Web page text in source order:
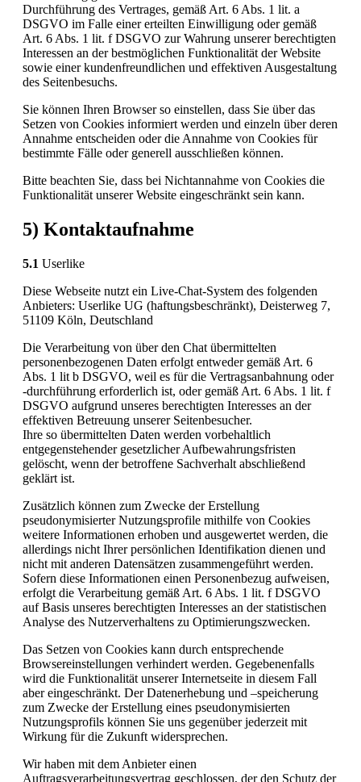
Durchführung des Vertrages, gemäß Art. 6 Abs. 1 lit. a
DSGVO im Falle einer erteilten Einwilligung oder gemäß
Art. 6 Abs. 1 lit. f DSGVO zur Wahrung unserer berechtigten
Interessen an der bestmöglichen Funktionalität der Website
sowie einer kundenfreundlichen und effektiven Ausgestaltung
des Seitenbesuchs.
Sie können Ihren Browser so einstellen, dass Sie über das
Setzen von Cookies informiert werden und einzeln über deren
Annahme entscheiden oder die Annahme von Cookies für
bestimmte Fälle oder generell ausschließen können.
Bitte beachten Sie, dass bei Nichtannahme von Cookies die
Funktionalität unserer Website eingeschränkt sein kann.
5) Kontaktaufnahme
5.1 Userlike
Diese Webseite nutzt ein Live-Chat-System des folgenden
Anbieters: Userlike UG (haftungsbeschränkt), Deisterweg 7,
51109 Köln, Deutschland
Die Verarbeitung von über den Chat übermittelten
personenbezogenen Daten erfolgt entweder gemäß Art. 6
Abs. 1 lit b DSGVO, weil es für die Vertragsanbahnung oder
-durchführung erforderlich ist, oder gemäß Art. 6 Abs. 1 lit. f
DSGVO aufgrund unseres berechtigten Interesses an der
effektiven Betreuung unserer Seitenbesucher.
Ihre so übermittelten Daten werden vorbehaltlich
entgegenstehender gesetzlicher Aufbewahrungsfristen
gelöscht, wenn der betroffene Sachverhalt abschließend
geklärt ist.
Zusätzlich können zum Zwecke der Erstellung
pseudonymisierter Nutzungsprofile mithilfe von Cookies
weitere Informationen erhoben und ausgewertet werden, die
allerdings nicht Ihrer persönlichen Identifikation dienen und
nicht mit anderen Datensätzen zusammengeführt werden.
Sofern diese Informationen einen Personenbezug aufweisen,
erfolgt die Verarbeitung gemäß Art. 6 Abs. 1 lit. f DSGVO
auf Basis unseres berechtigten Interesses an der statistischen
Analyse des Nutzerverhaltens zu Optimierungszwecken.
Das Setzen von Cookies kann durch entsprechende
Browsereinstellungen verhindert werden. Gegebenenfalls
wird die Funktionalität unserer Internetseite in diesem Fall
aber eingeschränkt. Der Datenerhebung und –speicherung
zum Zwecke der Erstellung eines pseudonymisierten
Nutzungsprofils können Sie uns gegenüber jederzeit mit
Wirkung für die Zukunft widersprechen.
Wir haben mit dem Anbieter einen
Auftragsverarbeitungsvertrag geschlossen, der den Schutz der